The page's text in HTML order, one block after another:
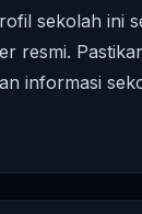
sekolah ini
resmi.
informasi